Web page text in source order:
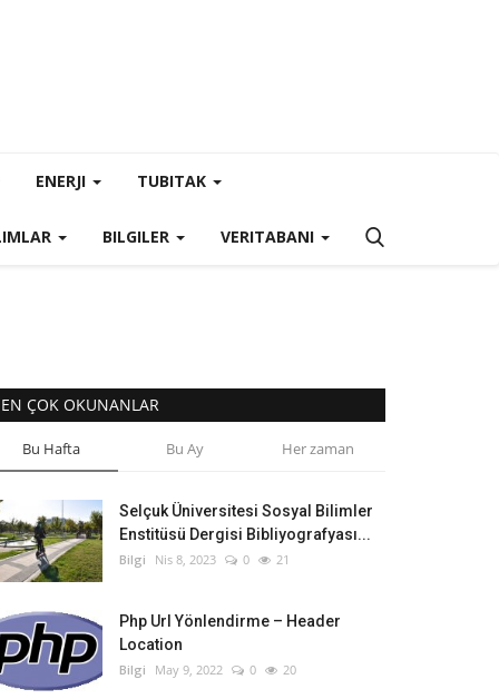
ENERJI TUBITAK
BILGILER VERITABANI
EN ÇOK OKUNANLAR
Bu Hafta Bu Ay Her zaman
Selçuk Üniversitesi Sosyal Bilimler
Enstitüsü Dergisi Bibliyografyası...
Bilgi Nis 8, 2023 0 21
Php Url Yönlendirme – Header
Location
Bilgi May 9, 2022 0 20